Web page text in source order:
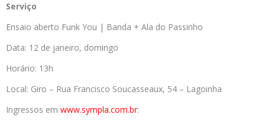
Serviço
Ensaio aberto Funk You | Banda + Ala do Passinho
Data: 12 de janeiro, domingo
Horário: 13h
Local: Giro – Rua Francisco Soucasseaux, 54 – Lagoinha
Ingressos em www.sympla.com.br: